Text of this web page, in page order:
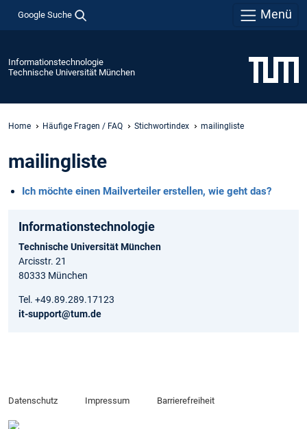
Google Suche Menü
Informationstechnologie
Technische Universität München
Home Häufige Fragen / FAQ Stichwortindex mailingliste
mailingliste
Ich möchte einen Mailverteiler erstellen, wie geht das?
Informationstechnologie
Technische Universität München
Arcisstr. 21
80333 München
Tel. +49.89.289.17123
it-support@tum.de
Datenschutz Impressum Barrierefreiheit